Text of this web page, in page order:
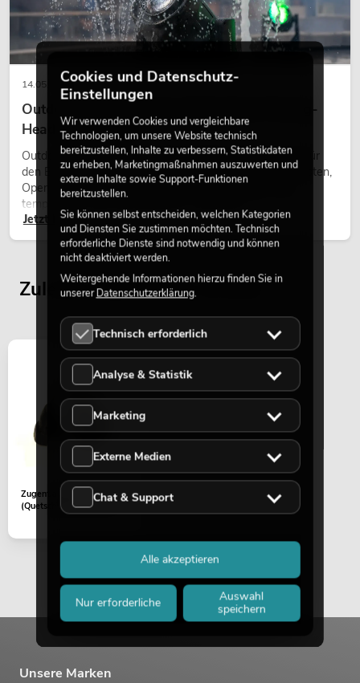
EUROLITE Set LED KLS Laser Bar Pro
FX + Boxenhochständer heavy, Alu sw
No. 20000289Artikel nicht mehr verfügbar
EUROLITE Set LED KLS Laser Bar FX-
Lichtset + M-4 Boxenhochständer
No. 20000451
Bestand reicht ca. 12 Wo.
419,00€
14.05.2026
Outdoor Moving-Heads: Wetterfeste Moving-
Heads bei Events
Outdoor Moving-Heads sind bewegliche Scheinwerfer für
den Einsatz im Freien. Sie werden bei Festivals, Stadtfesten,
Open-Air-Konzerten, Architekturinszenierungen und
temporären Außeninstallationen eingesetzt.
Jetzt lesen
Zuletzt angesehene Artikel
Zugentlastung
(Quetschklemme) 9mm
Unsere Marken
Cookies und Datenschutz-
Einstellungen
Wir verwenden Cookies und vergleichbare
Technologien, um unsere Website technisch
bereitzustellen, Inhalte zu verbessern, Statistikdaten
zu erheben, Marketingmaßnahmen auszuwerten und
externe Inhalte sowie Support-Funktionen
bereitzustellen.
Sie können selbst entscheiden, welchen Kategorien
und Diensten Sie zustimmen möchten. Technisch
erforderliche Dienste sind notwendig und können
nicht deaktiviert werden.
Weitergehende Informationen hierzu finden Sie in
unsererDatenschutzerklärung.
Technisch erforderlich
Analyse & Statistik
Marketing
Externe Medien
Chat & Support
Nur erforderliche
Auswahl
speichern
Alle akzeptieren